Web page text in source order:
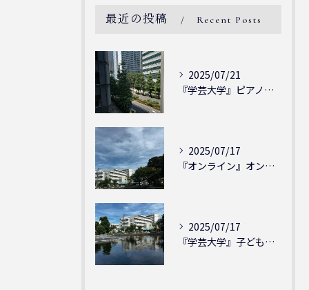
最近の投稿 Recent Posts
2025/07/21
『学芸大学』ピアノを弾ける喜び - シェリー・アーツ音楽教室...
2025/07/17
『オンライン』オンラインの会員様大募集中！シェリー・アーツ音...
2025/07/17
『学芸大学』子どもには子どもの表現が大切！シェリー・アーツ音...